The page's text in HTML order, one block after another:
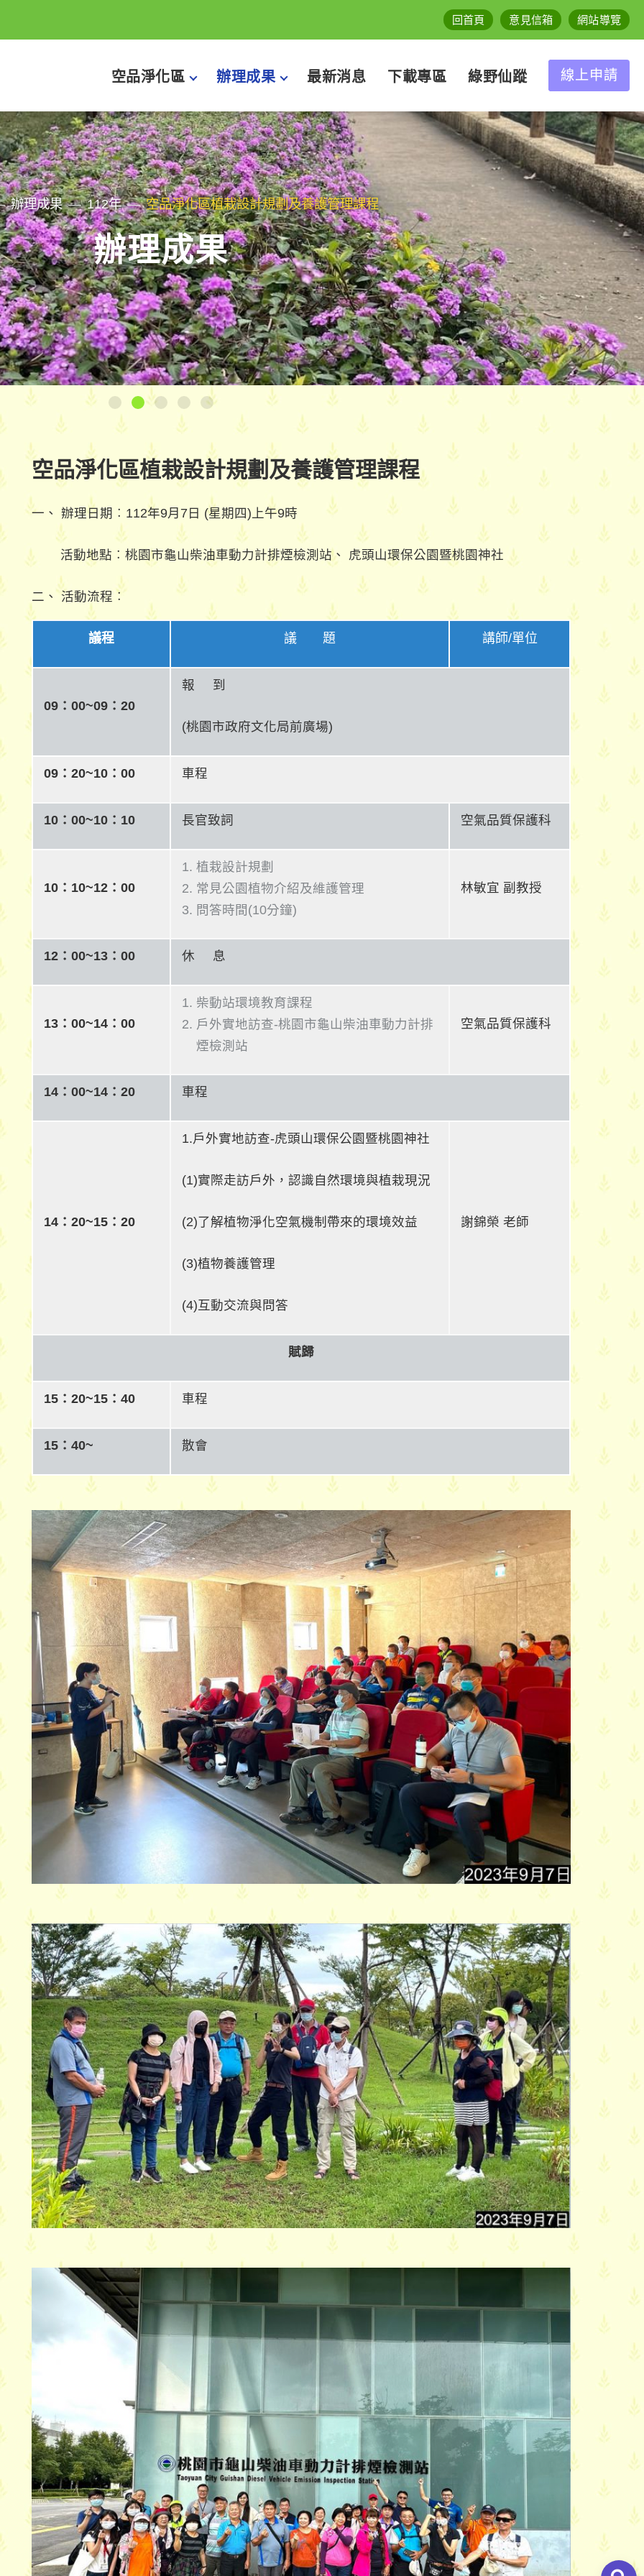
回首頁 意見信箱 網站導覽
空品淨化區 辦理成果 最新消息 下載專區 綠野仙蹤 線上申請
辦理成果 112年 空品淨化區植栽設計規劃及養護管理課程
辦理成果
空品淨化區植栽設計規劃及養護管理課程
一、 辦理日期︰112年9月7日 (星期四)上午9時
活動地點︰桃園市龜山柴油車動力計排煙檢測站、 虎頭山環保公園暨桃園神社
二、 活動流程︰
議程 議 題 講師/單位
09：00~09：20
報 到
(桃園市政府文化局前廣場)
09：20~10：00 車程
10：00~10：10 長官致詞 空氣品質保護科
10：10~12：00
植栽設計規劃
常見公園植物介紹及維護管理
問答時間(10分鐘)
林敏宜 副教授
12：00~13：00 休 息
13：00~14：00
柴動站環境教育課程
戶外實地訪查-桃園市龜山柴油車動力計排
煙檢測站
空氣品質保護科
14：00~14：20 車程
14：20~15：20
1.戶外實地訪查-虎頭山環保公園暨桃園神社
(1)實際走訪戶外，認識自然環境與植栽現況
(2)了解植物淨化空氣機制帶來的環境效益
(3)植物養護管理
(4)互動交流與問答
謝錦榮 老師
賦歸
15：20~15：40 車程
15：40~ 散會